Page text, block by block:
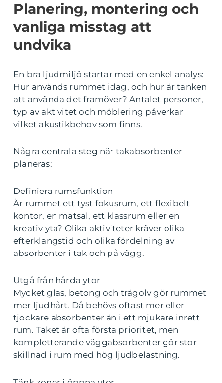
Planering, montering och
vanliga misstag att
undvika
En bra ljudmiljö startar med en enkel analys:
Hur används rummet idag, och hur är tanken
att använda det framöver? Antalet personer,
typ av aktivitet och möblering påverkar
vilket akustikbehov som finns.
Några centrala steg när takabsorbenter
planeras:
Definiera rumsfunktion
Är rummet ett tyst fokusrum, ett flexibelt
kontor, en matsal, ett klassrum eller en
kreativ yta? Olika aktiviteter kräver olika
efterklangstid och olika fördelning av
absorbenter i tak och på vägg.
Utgå från hårda ytor
Mycket glas, betong och trägolv gör rummet
mer ljudhårt. Då behövs oftast mer eller
tjockare absorbenter än i ett mjukare inrett
rum. Taket är ofta första prioritet, men
kompletterande väggabsorbenter gör stor
skillnad i rum med hög ljudbelastning.